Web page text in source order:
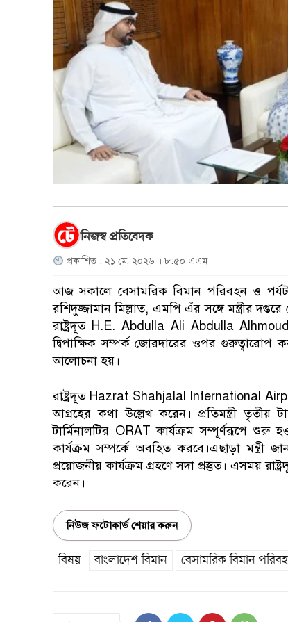
নিজস্ব প্রতিবেদক
প্রকাশিত : ২১ মে, ২০২৬ । ৮:৫০ এএম
আজ সকালে বেসামরিক বিমান পরিবহন ও
রশিদুজ্জামান মিল্লাত, এমপি এঁর সঙ্গে মন্ত্রীর
রাষ্ট্রদূত H.E. Abdulla Ali Abdulla
দ্বিপাক্ষিক সম্পর্ক জোরদারের ওপর গুরুত্বারোপ
আলোচনা হয়।
রাষ্ট্রদূত Hazrat Shahjalal International
আগ্রহের কথা উল্লেখ করেন। প্রতিমন্ত্রী তৃতীয়
টার্মিনালটির ORAT কার্যক্রম সম্পূর্ণরূপে শুরু
কার্যক্রম সম্পর্কে অবহিত করবে।এছাড়া মন্ত্রী
প্রয়োজনীয় কার্যক্রম গ্রহণে সদা প্রস্তুত। এসময়
করেন।
নিউজ ফটোকার্ড শেয়ার করুন
বিষয় বাংলাদেশ বিমান বেসামরিক বিমান